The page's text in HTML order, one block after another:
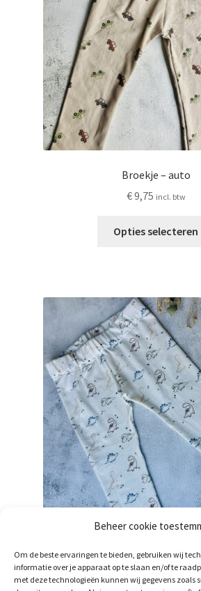
Beheer cookie
Om de beste ervaringen te bieden, gebruiken wij
informatie over je apparaat op te slaan en/of te
met deze technologieën kunnen wij gegevens zoals
Broekje – auto
€9,75 incl. btw
Opties selecteren
€9,75 incl. btw